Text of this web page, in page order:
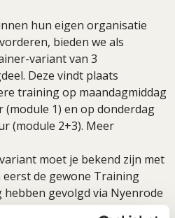
hun eigen organisatie
bieden we als
variant van 3
Deze vindt plaats
training op maandagmiddag
(module 1) en op donderdag
(module 2+3). Meer
moet je bekend zijn met
de gewone Training
gevolgd via Nyenrode
Governance & Integrity.